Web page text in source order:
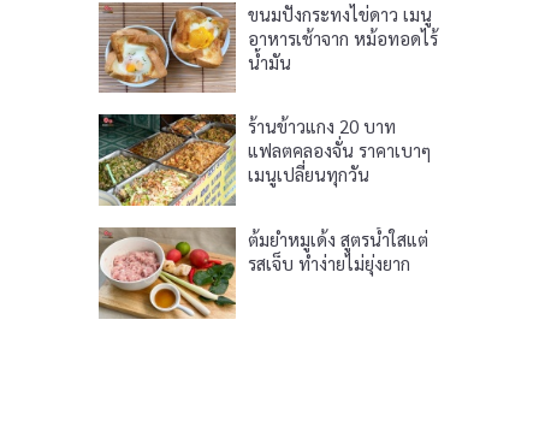
ขนมปังกระทงไข่ดาว เมนู
อาหารเช้าจาก หม้อทอดไร้
น้ำมัน
ร้านข้าวแกง 20 บาท
แฟลตคลองจั่น ราคาเบาๆ
เมนูเปลี่ยนทุกวัน
ต้มยำหมูเด้ง สูตรน้ำใสแต่
รสเจ็บ ทำง่ายไม่ยุ่งยาก